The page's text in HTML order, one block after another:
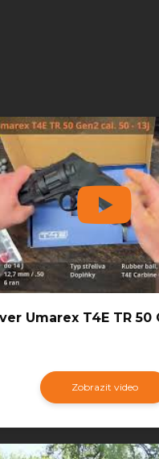
Umarex T4E TR 50
Zobrazit video